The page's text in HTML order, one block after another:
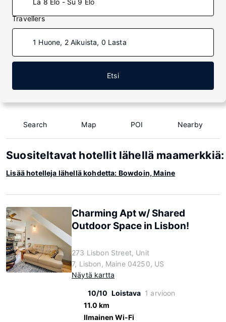
La 8 Elo - Su 9 Elo
Travellers
1 Huone, 2 Aikuista, 0 Lasta
Etsi
Search Map POI Nearby
Suositeltavat hotellit lähellä
Lisää hotelleja lähellä kohdetta: Bowdoin, Maine
Charming Apt w/ Shared
Outdoor Space in Lisbon!
273 Lisbon Street, Unit
7, Lisbon, Maine 04250, US
Näytä kartta
10/10 Loistava 1 arvioon
11.0 km
Ilmainen Wi-Fi